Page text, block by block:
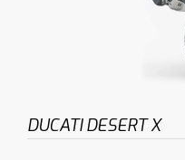
DUCATI DESERT X